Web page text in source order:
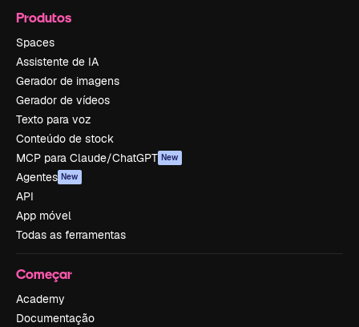
Produtos
Spaces
Assistente de IA
Gerador de imagens
Gerador de vídeos
Texto para voz
Conteúdo de stock
MCP para Claude/ChatGPT New
Agentes New
API
App móvel
Todas as ferramentas
Começar
Academy
Documentação